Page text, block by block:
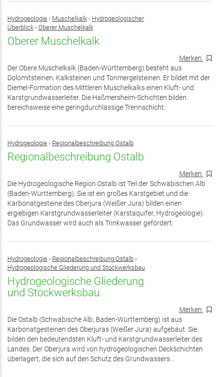
Hydrogeologie › Muschelkalk › Hydrogeologischer
Überblick › Oberer Muschelkalk
Oberer Muschelkalk
Merken
Der Obere Muschelkalk (Baden-Württemberg) besteht aus
Dolomitsteinen, Kalksteinen und Tonmergelsteinen. Er bildet mit der
Diemel-Formation des Mittleren Muschelkalks einen Kluft- und
Karstgrundwasserleiter. Die Haßmersheim-Schichten bilden
bereichsweise eine geringdurchlässige Trennschicht.
Hydrogeologie › Regionalbeschreibung Ostalb
Regionalbeschreibung Ostalb
Merken
Die Hydrogeologische Region Ostalb ist Teil der Schwäbischen Alb
(Baden-Württemberg). Sie ist ein großes Karstgebiet und die
Karbonatgesteine des Oberjura (Weißer Jura) bilden einen
ergiebigen Karstgrundwasserleiter (Karstaquifer, Hydrogeologie).
Das Grundwasser wird auch als Trinkwasser gefördert.
Hydrogeologie › Regionalbeschreibung Ostalb ›
Hydrogeologische Gliederung und Stockwerksbau
Hydrogeologische Gliederung
und Stockwerksbau
Merken
Die Ostalb (Schwäbische Alb, Baden-Württemberg) ist aus
Karbonatgesteinen des Oberjuras (Weißer Jura) aufgebaut. Sie
bilden den bedeutendsten Kluft- und Karstgrundwasserleiter des
Landes. Der Oberjura wird von hydrogeologischen Deckschichten
überlagert, die sich auf den Schutz des Grundwassers...